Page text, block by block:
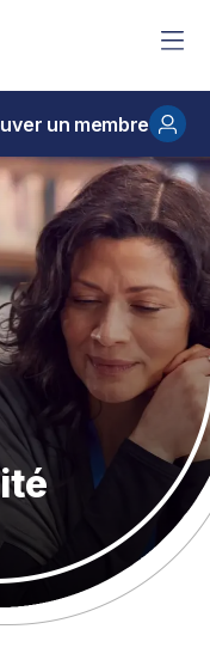
un membre